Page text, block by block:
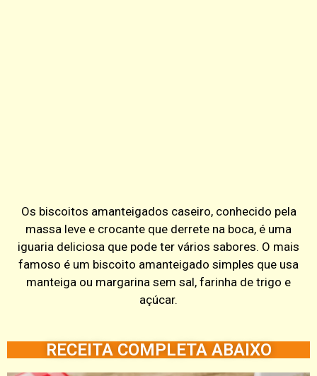
Os biscoitos amanteigados caseiro, conhecido pela
massa leve e crocante que derrete na boca, é uma
iguaria deliciosa que pode ter vários sabores. O mais
famoso é um biscoito amanteigado simples que usa
manteiga ou margarina sem sal, farinha de trigo e
açúcar.
RECEITA COMPLETA ABAIXO